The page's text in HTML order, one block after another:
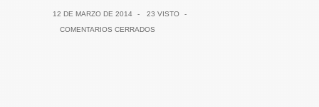
12 DE MARZO DE 2014 - 23 VISTO
-
COMENTARIOS CERRADOS